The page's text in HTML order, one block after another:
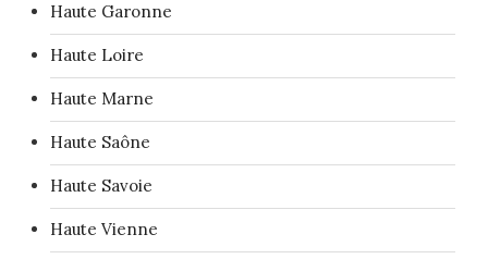
Haute Garonne
Haute Loire
Haute Marne
Haute Saône
Haute Savoie
Haute Vienne